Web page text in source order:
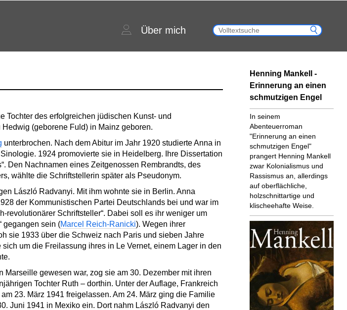
Über mich
Tochter des erfolgreichen jüdischen Kunst- und
(geborene Fuld) in Mainz geboren.
unterbrochen. Nach dem Abitur im Jahr 1920 studierte Anna in
1924 promovierte sie in Heidelberg. Ihre Dissertation
Den Nachnamen eines Zeitgenossen Rembrandts, des
wählte die Schriftstellerin später als Pseudonym.
László Radvanyi. Mit ihm wohnte sie in Berlin. Anna
der Kommunistischen Partei Deutschlands bei und war im
revolutionärer Schriftsteller“. Dabei soll es ihr weniger um
gegangen sein (Marcel Reich-Ranicki). Wegen ihrer
sie 1933 über die Schweiz nach Paris und sieben Jahre
um die Freilassung ihres in Le Vernet, einem Lager in den
gewesen war, zog sie am 30. Dezember mit ihren
Tochter Ruth – dorthin. Unter der Auflage, Frankreich
23. März 1941 freigelassen. Am 24. März ging die Familie
Juni 1941 in Mexiko ein. Dort nahm László Radvanyi den
Henning Mankell -
Erinnerung an einen
schmutzigen Engel
In seinem
Abenteuerroman
"Erinnerung an einen
schmutzigen Engel"
prangert Henning Mankell
zwar Kolonialismus und
Rassismus an, allerdings
auf oberflächliche,
holzschnittartige und
klischeehafte Weise.